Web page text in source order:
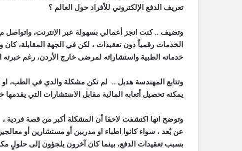
تعريف الدفع الإلكتروني للأفراد حول العالم ؟
وتضيف .. كنت انجز أعمالي بسهولة عبر الإنترنت،
الخدمات رقمياً دون تعقيدات ، لكن في الجهة المقابلة،
خدماته الطبية واستشاراته لمرضى خارج الأردن، رغم خبرته
وتتابع المهندسة هديل .. لم تكن مشكلة والدي في الطب، او
يمكنه تحصيل أتعابه المالية مقابل الاستشارات التي يقدمها
وتوضح انها اكتشفت لاحقا أن المشكلة أكبر من قصة فردية
عن بُعد ، سواء كانوا اطباء او مدربين أو مستشارين أو
بسبب تعقيدات الدفع، بينما كان آخرون يلجؤون إلى حلولٍ